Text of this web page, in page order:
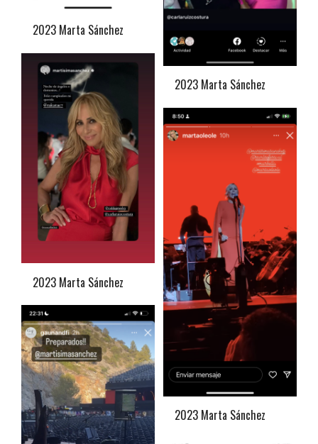
2023 Marta Sánchez
2023 Marta Sánchez
2023 Marta Sánchez
2023 Marta Sánchez